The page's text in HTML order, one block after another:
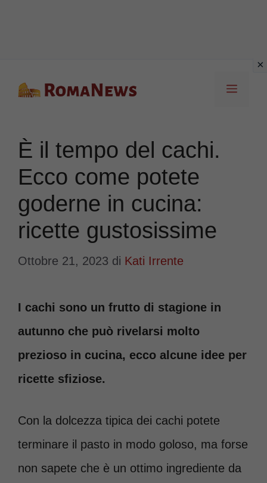
Menu
È il tempo del cachi.
Ecco come potete
goderne in cucina:
ricette gustosissime
Ottobre 21, 2023 di Kati Irrente
I cachi sono un frutto di stagione in
autunno che può rivelarsi molto
prezioso in cucina, ecco alcune idee per
ricette sfiziose.
Con la dolcezza tipica dei cachi potete
terminare il pasto in modo goloso, ma forse
non sapete che è un ottimo ingrediente da